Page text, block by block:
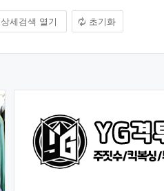
상세검색 열기 초기화